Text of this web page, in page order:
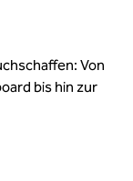
Von
bis hin zur